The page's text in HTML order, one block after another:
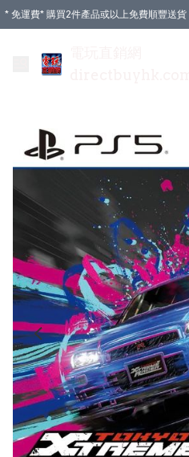
* 免運費* 購買2件產品或以上免費順豐送